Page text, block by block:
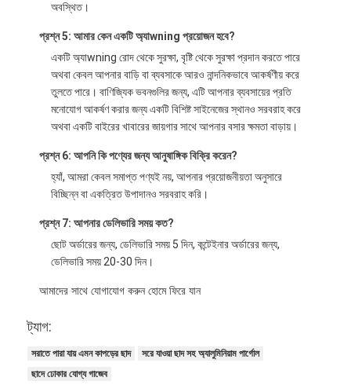
অবস্থিত।
প্রশ্ন 5: আমার কেন একটি অ্যাwning প্রয়োজন হবে?
একটি অ্যাwning রোদ থেকে সুরক্ষা, বৃষ্টি থেকে সুরক্ষা প্রদান করতে পারে
অথবা কেবল আপনার বাড়ি বা ব্যবসাকে আরও নান্দনিকভাবে আকর্ষণীয় করে
তুলতে পারে। বাণিজ্যিক ভবনগুলির জন্য, এটি আপনার ব্যবসায়ের প্রতি
মনোযোগ আকর্ষণ করার জন্য একটি বিশিষ্ট সাইনেজের স্থানও সরবরাহ করে
অথবা একটি বাইরের খাবারের জায়গার সাথে আপনার বসার ক্ষমতা বাড়ায়।
প্রশ্ন 6: আপনি কি পণ্যের জন্য আনুষাঙ্গিক বিক্রি করেন?
হ্যাঁ, আমরা কেবল সমাপ্ত পণ্যই নয়, আপনার প্রয়োজনীয়তা অনুসারে
বিচ্ছিন্ন বা একত্রিত উপাদানও সরবরাহ করি।
প্রশ্ন 7: আপনার ডেলিভারি সময় কত?
ছোট অর্ডারের জন্য, ডেলিভারি সময় 5 দিন, কন্টেইনার অর্ডারের জন্য,
ডেলিভারি সময় 20-30 দিন।
আমাদের সাথে যোগাযোগ করুন হোমে ফিরে যান
ট্যাগ:
সরাতে পারা যায় এমন কাপড়ের ছাদ
সরে যাওয়া ছাদ সহ অ্যালুমিনিয়াম পার্গোল
ছাদে ঢোকার যোগ্য গাজেব